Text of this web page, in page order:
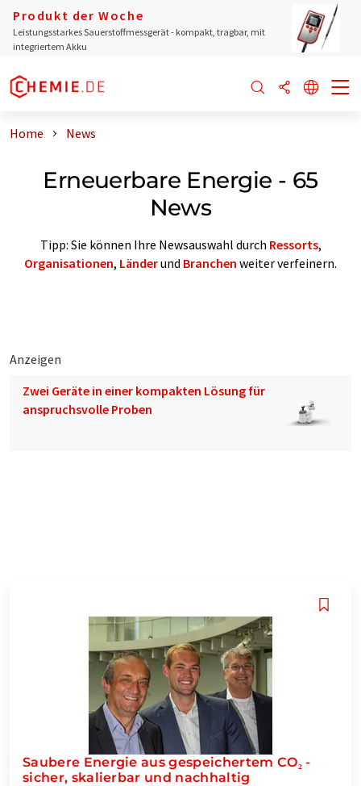
Produkt der Woche
Leistungsstarkes Sauerstoffmessgerät - kompakt, tragbar, mit
integriertem Akku
Home News
Erneuerbare Energie - 65
News
Tipp: Sie können Ihre Newsauswahl durch Ressorts,
Organisationen, Länderund Branchen weiter verfeinern.
Anzeigen
Zwei Geräte in einer kompakten Lösung für
anspruchsvolle Proben
Saubere Energie aus gespeichertem CO₂ -
sicher, skalierbar und nachhaltig